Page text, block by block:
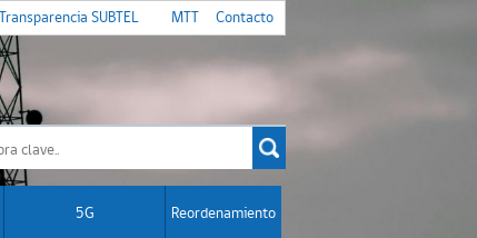
Transparencia SUBTEL MTT Contacto
5G Reordenamiento